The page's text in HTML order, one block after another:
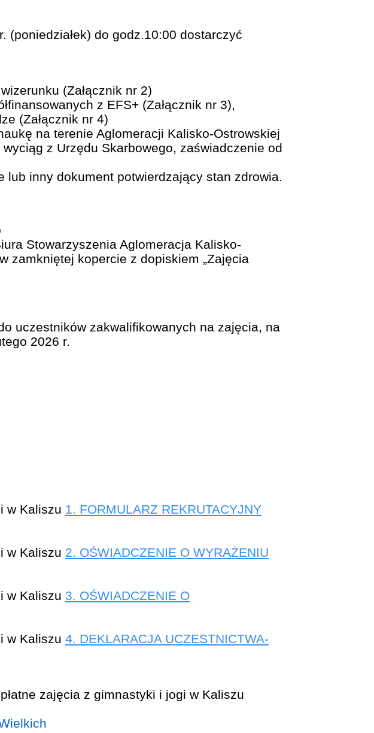
(poniedziałek) do godz.10:00 dostarczyć
(Załącznik nr 2)
z EFS+ (Załącznik nr 3),
(Załącznik nr 4)
na terenie Aglomeracji Kalisko-Ostrowskiej
z Urzędu Skarbowego, zaświadczenie od
lub inny dokument potwierdzający stan zdrowia.
Stowarzyszenia Aglomeracja Kalisko-
zamkniętej kopercie z dopiskiem „Zajęcia
uczestników zakwalifikowanych na zajęcia, na
2026 r.
1. FORMULARZ REKRUTACYJNY
2. OŚWIADCZENIE O WYRAŻENIU
3. OŚWIADCZENIE O
4. DEKLARACJA UCZESTNICTWA-